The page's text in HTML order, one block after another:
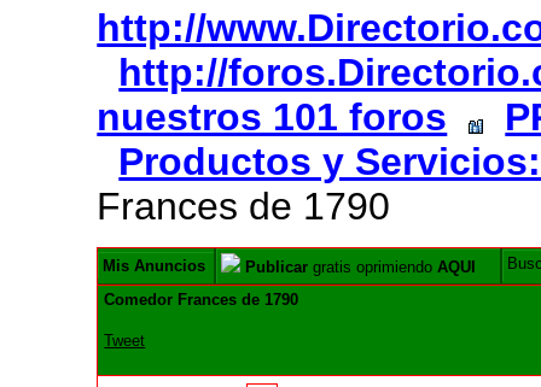
http://
http://
nuestros 101 foros
Productos y
Frances de 1790
Mis Anuncios Publicar gratis oprimiendoAQUI
Comedor Frances de 1790
Tweet